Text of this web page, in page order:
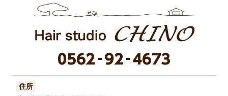
住所